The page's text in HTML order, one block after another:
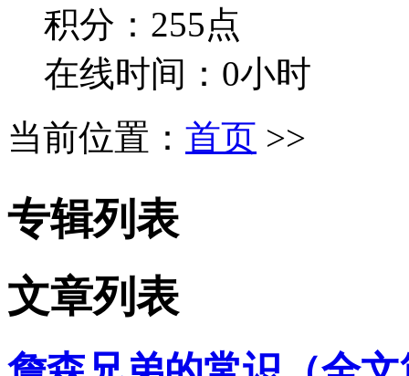
积分：255点
在线时间：0小时
当前位置： 首页 >>
专辑列表
文章列表